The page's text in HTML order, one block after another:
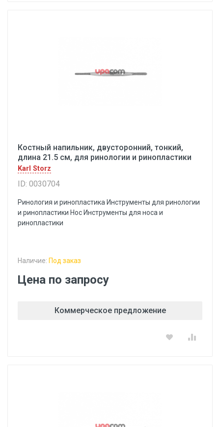
Костный напильник, двусторонний, тонкий,
длина 21.5 см, для ринологии и ринопластики
Karl Storz
ID: 0030704
Ринология и ринопластика Инструменты для ринологии
и ринопластики Hoc Инструменты для носа и
ринопластики
Наличие: Под заказ
Цена по запросу
Коммерческое предложение